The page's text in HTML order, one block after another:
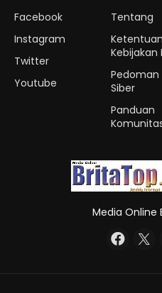
Facebook
Instagram
Twitter
Youtube
Tentang
Kebijakan
Pedoman
Siber
Panduan
Media Online